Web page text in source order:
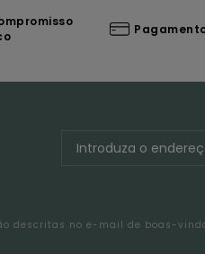
descritas no e-mail de boas-